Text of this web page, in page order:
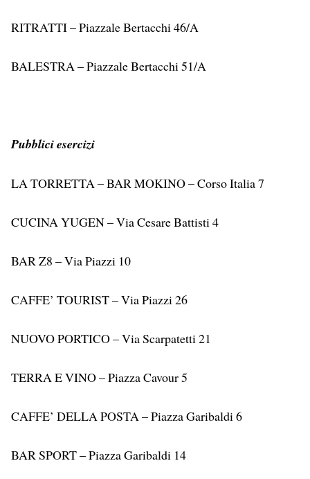
RITRATTI – Piazzale Bertacchi 46/A
BALESTRA – Piazzale Bertacchi 51/A
Pubblici esercizi
LA TORRETTA – BAR MOKINO – Corso Italia 7
CUCINA YUGEN – Via Cesare Battisti 4
BAR Z8 – Via Piazzi 10
CAFFE’ TOURIST – Via Piazzi 26
NUOVO PORTICO – Via Scarpatetti 21
TERRA E VINO – Piazza Cavour 5
CAFFE’ DELLA POSTA – Piazza Garibaldi 6
BAR SPORT – Piazza Garibaldi 14